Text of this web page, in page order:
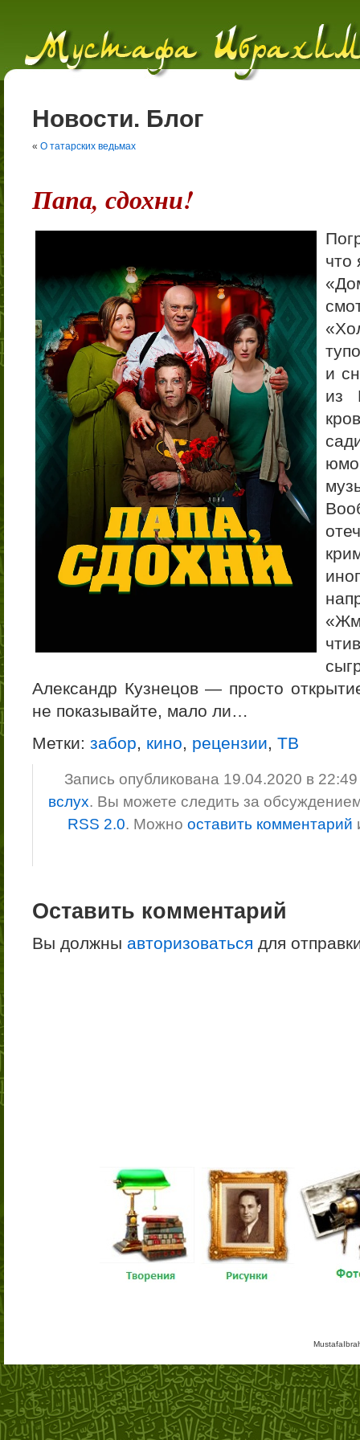
Новости. Блог
« О татарских ведьмах
Папа, сдохни!
что
и
из
Александр Кузнецов — просто
не показывайте, мало ли…
Метки: забор, кино, рецензии, ТВ
Запись опубликована 19.04.2020 в
вслух. Вы можете следить за
RSS 2.0. Можно оставить комментарий
Оставить комментарий
Вы должны авторизоваться для